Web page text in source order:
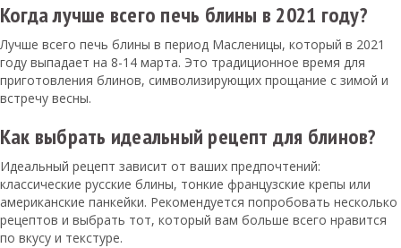
Когда лучше всего печь блины в 2021 году?
Лучше всего печь блины в период Масленицы, который в 2021
году выпадает на 8-14 марта. Это традиционное время для
приготовления блинов, символизирующих прощание с зимой и
встречу весны.
Как выбрать идеальный рецепт для блинов?
Идеальный рецепт зависит от ваших предпочтений:
классические русские блины, тонкие французские крепы или
американские панкейки. Рекомендуется попробовать несколько
рецептов и выбрать тот, который вам больше всего нравится
по вкусу и текстуре.